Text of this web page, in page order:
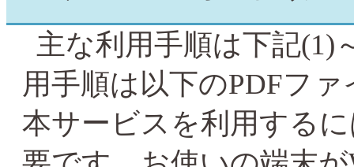
主な利用手順は下記(1)
用手順は以下のPDFファ
本サービスを利用する